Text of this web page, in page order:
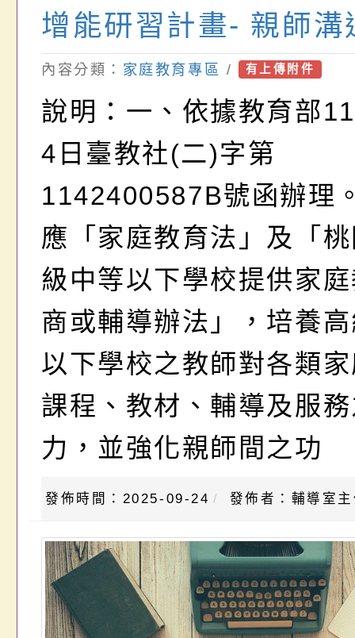
增能研習計畫- 親師溝
2」一案，請教師踴躍
內容分類： 家庭教育專區 / 有上傳附件
說明：一、依據教育部
4日臺教社(二)字第
1142400587B號函辦理
應「家庭教育法」及「
級中等以下學校提供家
商或輔導辦法」，培養
以下學校之教師對各類
課程、教材、輔導及服
力，並強化親師間之功
發佈時間：2025-09-24 發佈者：輔導室